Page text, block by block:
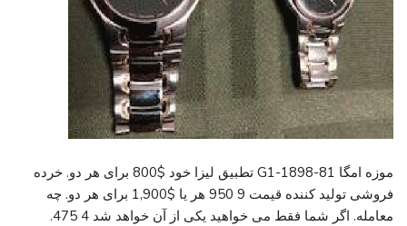
موزه امگا 81-G1-1898 تطبیق لیزا خود $800 برای هر دو. خرده
فروشی تولید کننده قیمت 9 950 هر یا $1,900 برای هر دو. چه
معامله. اگر شما فقط می خواهید یکی از آن خواهد شد 4 475.